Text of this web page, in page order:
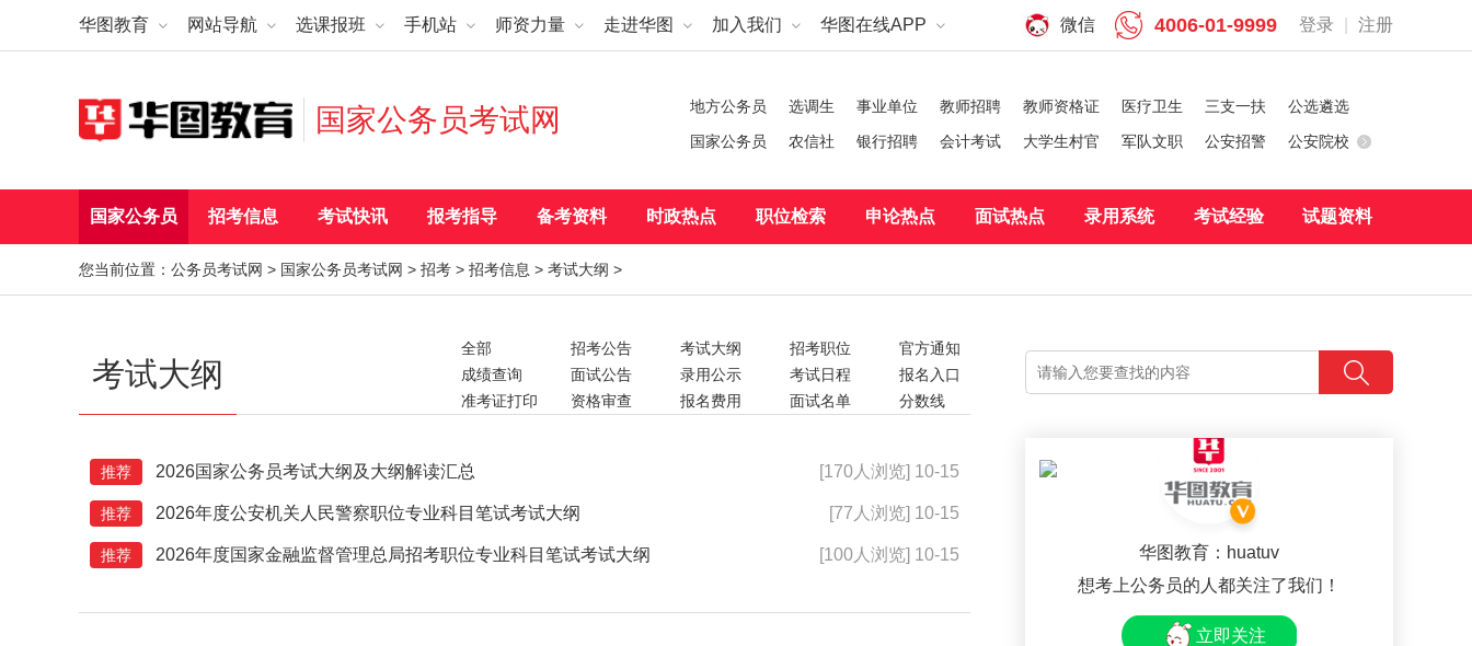
华图教育 网站导航 选课报班 手机站 师资力量 走进华图 加入我们 华图在线APP 登录 注册
4006-01-9999
微信
国家公务员考试网 地方公务员 选调生 事业单位 教师招聘 教师资格证 医疗卫生 三支一扶
公选遴选
国家公务员
农信社 银行招聘 会计考试 大学生村官 军队文职 公安招警 公安院校
国家公务员 招考信息 考试快讯 报考指导 备考资料 时政热点 职位检索 申论热点 面试热点 录用系统 考试经验 试题资料
您当前位置： 公务员考试网 > 国家公务员考试网 > 招考 > 招考信息 > 考试大纲 >
考试大纲
全部 招考公告 考试大纲 招考职位
官方通知
成绩查询
面试公告 录用公示 考试日程
报名入口
准考证打印
资格审查 报名费用 面试名单
分数线
考前须知
证书领取
推荐 2026国家公务员考试大纲及大纲解读汇总 [170人浏览] 10-15
推荐 2026年度公安机关人民警察职位专业科目笔试考试大纲 [77人浏览] 10-15
推荐 2026年度国家金融监督管理总局招考职位专业科目笔试考试大纲 [100人浏览] 10-15
华图教育：huatuv
想考上公务员的人都关注了我们！
立即关注